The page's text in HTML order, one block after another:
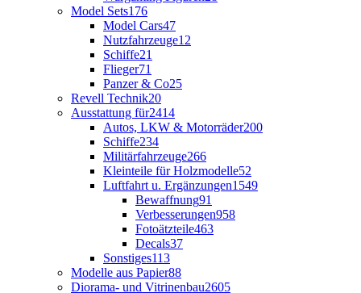
Model Sets176
Model Cars47
Nutzfahrzeuge12
Schiffe21
Flieger71
Panzer & Co25
Revell Technik20
Ausstattung für2414
Autos, LKW & Motorräder200
Schiffe234
Militärfahrzeuge266
Kleinteile für Holzmodelle52
Luftfahrt u. Ergänzungen1549
Bewaffnung91
Verbesserungen958
Fotoätzteile463
Decals37
Sonstiges113
Modelle aus Papier88
Diorama- und Vitrinenbau2605